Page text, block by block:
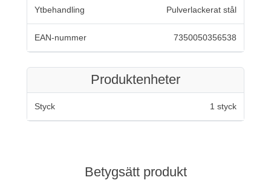
Ytbehandling Pulverlackerat stål
EAN-nummer 7350050356538
Produktenheter
Styck 1 styck
Betygsätt produkt